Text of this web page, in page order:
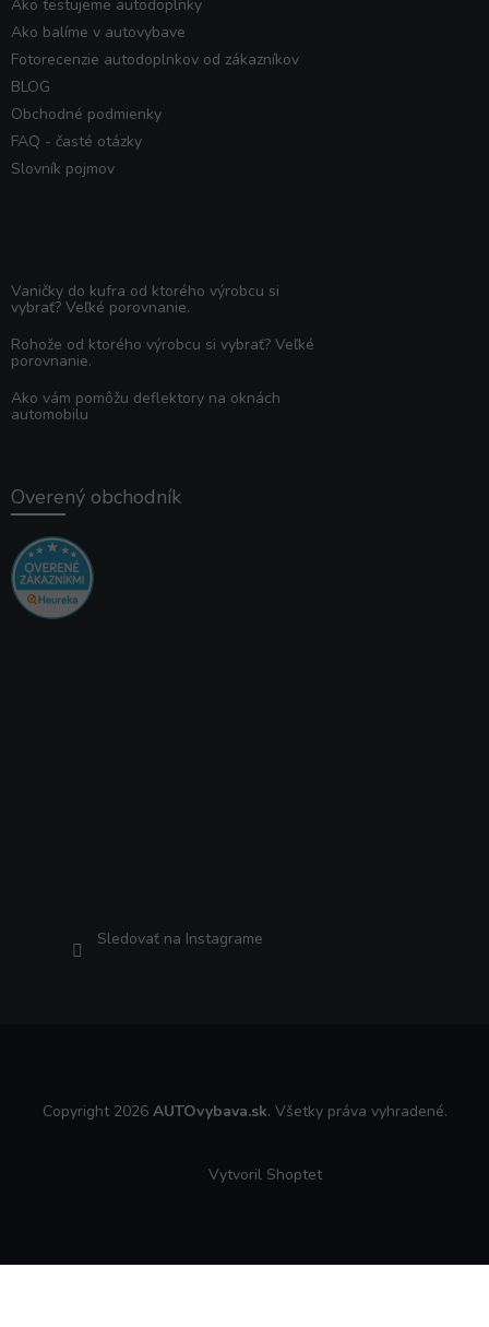
Ako testujeme autodoplnky
Ako balíme v autovybave
Fotorecenzie autodoplnkov od zákazníkov
BLOG
Obchodné podmienky
FAQ - časté otázky
Slovník pojmov
Vaničky do kufra od ktorého výrobcu si
vybrať? Veľké porovnanie.
Rohože od ktorého výrobcu si vybrať? Veľké
porovnanie.
Ako vám pomôžu deflektory na oknách
automobilu
Overený obchodník
Sledovať na Instagrame
Copyright 2026 AUTOvybava.sk. Všetky práva vyhradené.
Vytvoril Shoptet